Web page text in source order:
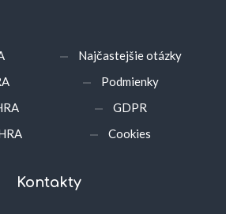
Najčastejšie otázky
Podmienky
GDPR
Cookies
Kontakty